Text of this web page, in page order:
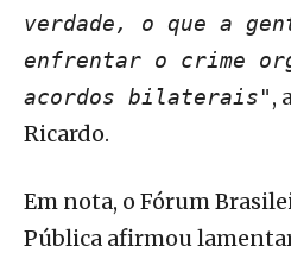
verdade, o que a
enfrentar o crime
acordos bilaterais",
Ricardo.
Em nota, o Fórum
Pública afirmou